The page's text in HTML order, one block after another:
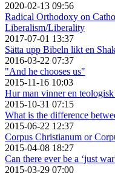
2020-02-13 09:56
Radical Orthodoxy on
Liberalism/Liberality
2017-07-01 13:37
Sätta upp Bibeln likt en
2016-03-22 07:37
"And he chooses us"
2015-11-16 10:03
Hur man vinner en
2015-10-31 07:15
What is the difference
2015-06-22 12:37
Corpus Christianum or
2015-04-08 18:27
Can there ever be a ‘just
2015-03-29 07:00